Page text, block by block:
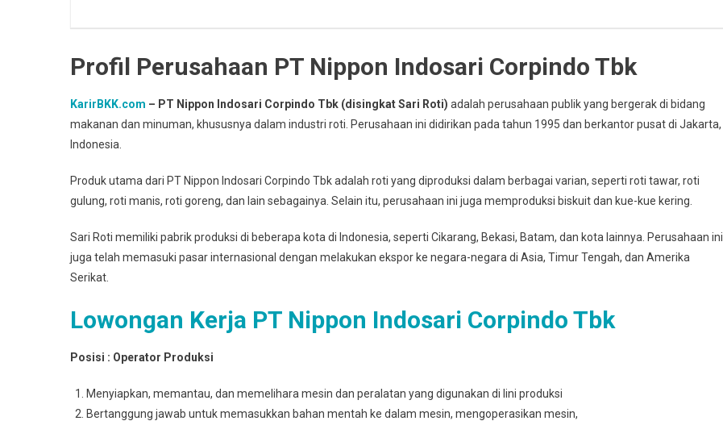
Profil Perusahaan PT Nippon Indosari Corpindo Tbk
KarirBKK.com – PT Nippon Indosari Corpindo Tbk (disingkat Sari Roti) adalah perusahaan publik yang bergerak di bidang
makanan dan minuman, khususnya dalam industri roti. Perusahaan ini didirikan pada tahun 1995 dan berkantor pusat di Jakarta,
Indonesia.
Produk utama dari PT Nippon Indosari Corpindo Tbk adalah roti yang diproduksi dalam berbagai varian, seperti roti tawar, roti
gulung, roti manis, roti goreng, dan lain sebagainya. Selain itu, perusahaan ini juga memproduksi biskuit dan kue-kue kering.
Sari Roti memiliki pabrik produksi di beberapa kota di Indonesia, seperti Cikarang, Bekasi, Batam, dan kota lainnya. Perusahaan ini
juga telah memasuki pasar internasional dengan melakukan ekspor ke negara-negara di Asia, Timur Tengah, dan Amerika
Serikat.
Lowongan Kerja PT Nippon Indosari Corpindo Tbk
Posisi : Operator Produksi
Menyiapkan, memantau, dan memelihara mesin dan peralatan yang digunakan di lini produksi
Bertanggung jawab untuk memasukkan bahan mentah ke dalam mesin, mengoperasikan mesin,